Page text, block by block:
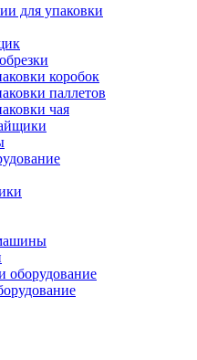
для упаковки
коробок
паллетов
чая